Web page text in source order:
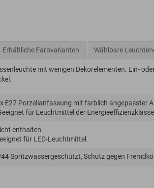
Erhältliche Farbvarianten Wählbare
mit wenigen Dekorelementen. Ein-
E27 Porzellanfassung mit farblich angepasster
für Leuchtmittel der
enthalten.
für LED-Leuchtmittel.
Spritzwassergeschützt, Schutz gegen